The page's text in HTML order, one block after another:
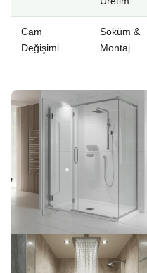
Cam
Değişimi
Söküm &
Montaj